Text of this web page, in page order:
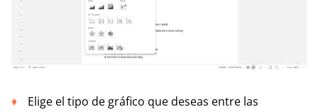
Elige el tipo de gráfico que deseas entre las